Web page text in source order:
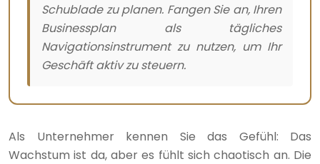
Schublade zu planen. Fangen Sie an, Ihren
Businessplan als tägliches
Navigationsinstrument zu nutzen, um Ihr
Geschäft aktiv zu steuern.
Als Unternehmer kennen Sie das Gefühl: Das
Wachstum ist da, aber es fühlt sich chaotisch an. Die